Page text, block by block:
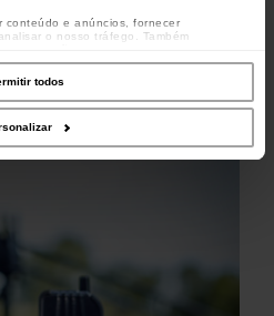
conteúdo e anúncios, fornecer
o nosso tráfego. Também
e de análise, que as podem combinar
ou recolhidas por estes a partir da
todos